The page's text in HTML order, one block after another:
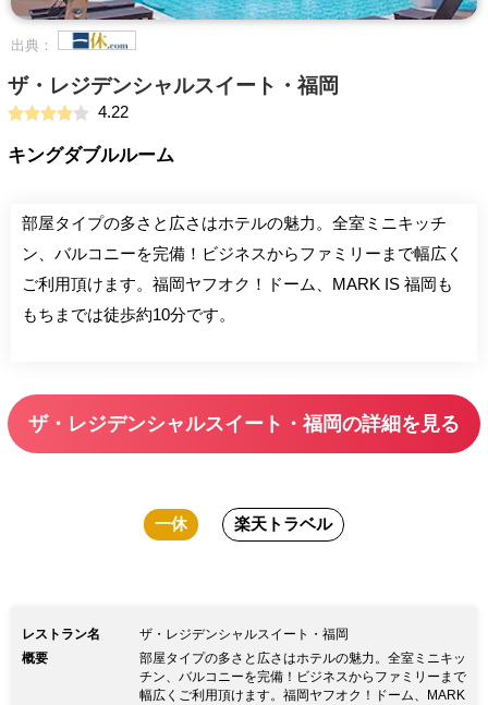
出典：
ザ・レジデンシャルスイート・福岡
4.22
キングダブルルーム
部屋タイプの多さと広さはホテルの魅力。全室ミニキッチ
ン、バルコニーを完備！ビジネスからファミリーまで幅広く
ご利用頂けます。福岡ヤフオク！ドーム、MARK IS 福岡も
もちまでは徒歩約10分です。
ザ・レジデンシャルスイート・福岡の詳細を見る
一休 楽天トラベル
レストラン名
ザ・レジデンシャルスイート・福岡
概要
部屋タイプの多さと広さはホテルの魅力。全室ミニキッ
チン、バルコニーを完備！ビジネスからファミリーまで
幅広くご利用頂けます。福岡ヤフオク！ドーム、MARK